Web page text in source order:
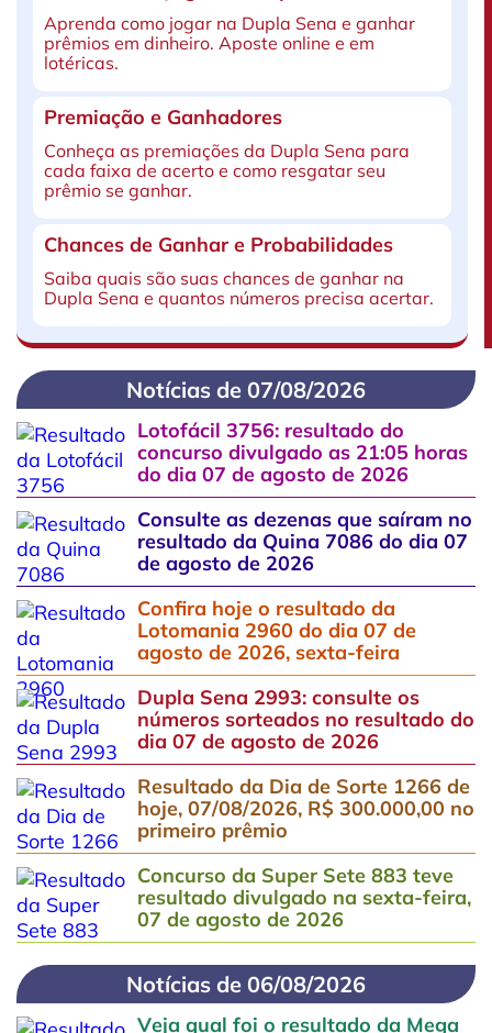
Aprenda como jogar na Dupla Sena e ganhar
prêmios em dinheiro. Aposte online e em
lotéricas.
Premiação e Ganhadores
Conheça as premiações da Dupla Sena para
cada faixa de acerto e como resgatar seu
prêmio se ganhar.
Chances de Ganhar e Probabilidades
Saiba quais são suas chances de ganhar na
Dupla Sena e quantos números precisa acertar.
Notícias de 07/08/2026
Lotofácil 3756: resultado do
concurso divulgado as 21:05 horas
do dia 07 de agosto de 2026
Consulte as dezenas que saíram no
resultado da Quina 7086 do dia 07
de agosto de 2026
Confira hoje o resultado da
Lotomania 2960 do dia 07 de
agosto de 2026, sexta-feira
Dupla Sena 2993: consulte os
números sorteados no resultado do
dia 07 de agosto de 2026
Resultado da Dia de Sorte 1266 de
hoje, 07/08/2026, R$ 300.000,00 no
primeiro prêmio
Concurso da Super Sete 883 teve
resultado divulgado na sexta-feira,
07 de agosto de 2026
Notícias de 06/08/2026
Veja qual foi o resultado da Mega